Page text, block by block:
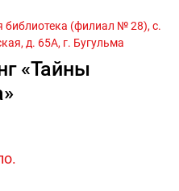
д. 65А, г. Бугульма
«Тайны